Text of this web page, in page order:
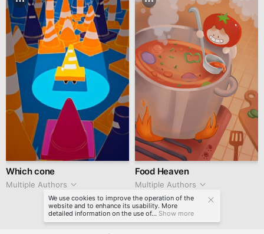
Which cone
Multiple Authors
Food Heaven
Multiple Authors
We use cookies to improve the operation of the
website and to enhance its usability. More
detailed information on the use of... Show more